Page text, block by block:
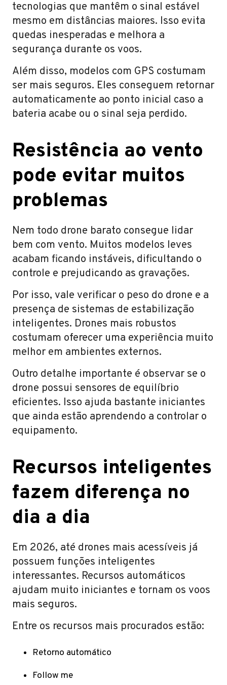
tecnologias que mantêm o sinal estável
mesmo em distâncias maiores. Isso evita
quedas inesperadas e melhora a
segurança durante os voos.
Além disso, modelos com GPS costumam
ser mais seguros. Eles conseguem retornar
automaticamente ao ponto inicial caso a
bateria acabe ou o sinal seja perdido.
Resistência ao vento
pode evitar muitos
problemas
Nem todo drone barato consegue lidar
bem com vento. Muitos modelos leves
acabam ficando instáveis, dificultando o
controle e prejudicando as gravações.
Por isso, vale verificar o peso do drone e a
presença de sistemas de estabilização
inteligentes. Drones mais robustos
costumam oferecer uma experiência muito
melhor em ambientes externos.
Outro detalhe importante é observar se o
drone possui sensores de equilíbrio
eficientes. Isso ajuda bastante iniciantes
que ainda estão aprendendo a controlar o
equipamento.
Recursos inteligentes
fazem diferença no
dia a dia
Em 2026, até drones mais acessíveis já
possuem funções inteligentes
interessantes. Recursos automáticos
ajudam muito iniciantes e tornam os voos
mais seguros.
Entre os recursos mais procurados estão:
Retorno automático
Follow me